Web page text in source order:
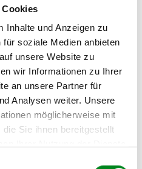
Cookies
Inhalte und Anzeigen zu
soziale Medien anbieten
unsere Website zu
wir Informationen zu Ihrer
an unsere Partner für
Analysen weiter. Unsere
möglicherweise mit
Sie ihnen bereitgestellt
103 140 2198
Zyl.
können Sie auch unseren
oder E-Mail).
Schlüsselnummer
.